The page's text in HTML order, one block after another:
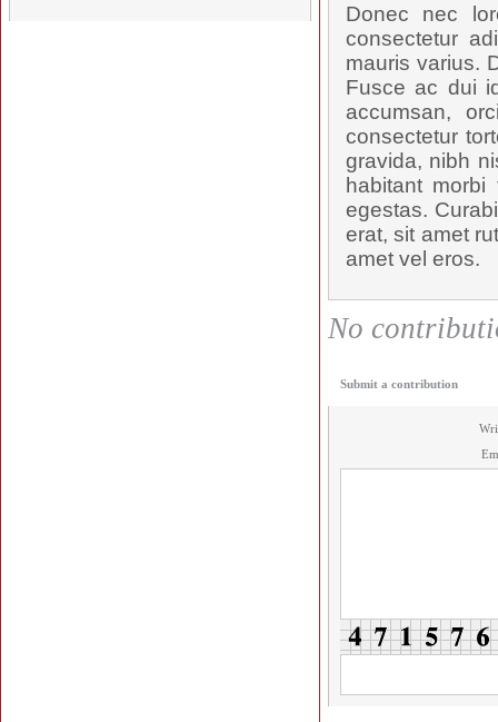
Donec nec
consectetur
mauris varius.
Fusce ac dui
accumsan,
consectetur
gravida, nibh
habitant
egestas.
erat, sit amet
amet vel eros.
No
Submit a contribution